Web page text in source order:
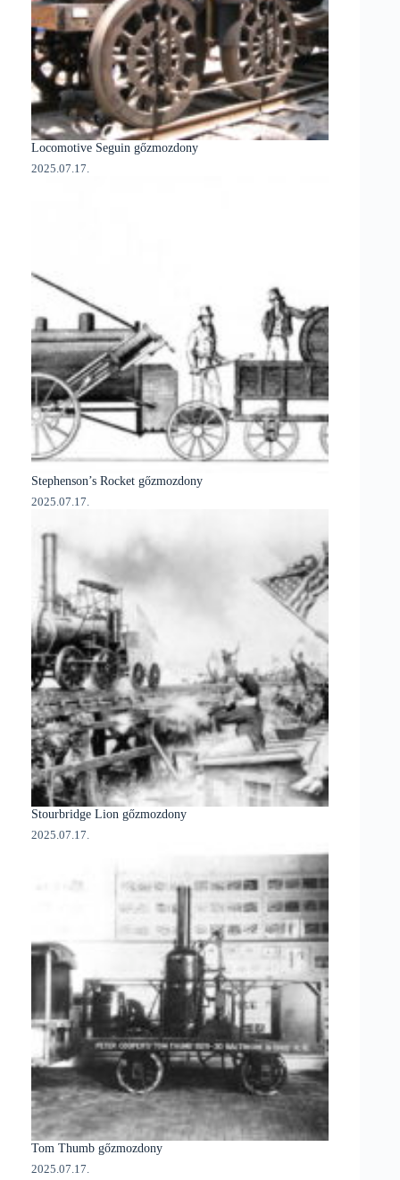
Locomotive Seguin gőzmozdony
2025.07.17.
Stephenson’s Rocket gőzmozdony
2025.07.17.
Stourbridge Lion gőzmozdony
2025.07.17.
Tom Thumb gőzmozdony
2025.07.17.